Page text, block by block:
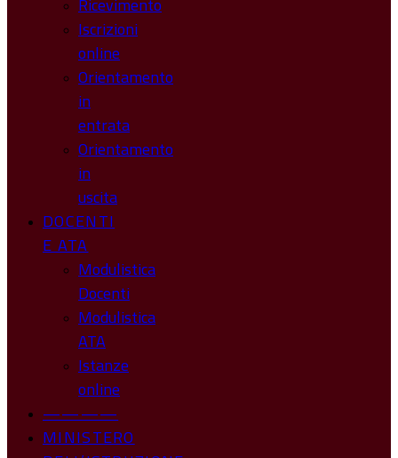
Ricevimento
Iscrizioni
online
Orientamento
in
entrata
Orientamento
in
uscita
DOCENTI
E ATA
Modulistica
Docenti
Modulistica
ATA
Istanze
online
————
MINISTERO